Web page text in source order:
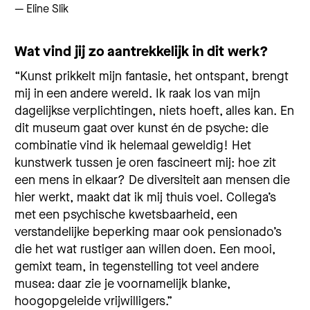
— Eline Slik
Wat vind jij zo aantrekkelijk in dit werk?
“Kunst prikkelt mijn fantasie, het ontspant, brengt
mij in een andere wereld. Ik raak los van mijn
dagelijkse verplichtingen, niets hoeft, alles kan. En
dit museum gaat over kunst én de psyche: die
combinatie vind ik helemaal geweldig! Het
kunstwerk tussen je oren fascineert mij: hoe zit
een mens in elkaar? De diversiteit aan mensen die
hier werkt, maakt dat ik mij thuis voel. Collega’s
met een psychische kwetsbaarheid, een
verstandelijke beperking maar ook pensionado’s
die het wat rustiger aan willen doen. Een mooi,
gemixt team, in tegenstelling tot veel andere
musea: daar zie je voornamelijk blanke,
hoogopgeleide vrijwilligers.”